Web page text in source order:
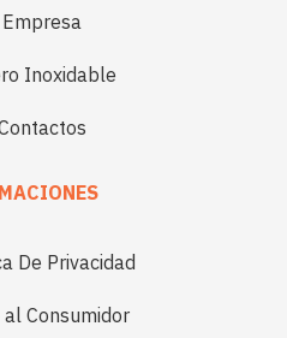
Empresa
Inoxidable
De Privacidad
al Consumidor